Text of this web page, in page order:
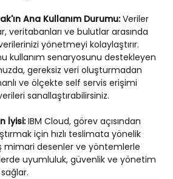
Ana Kullanım Durumu:Veriler
veritabanları ve bulutlar arasında
yönetmeyi kolaylaştırır.
kullanım senaryosunu destekleyen
gereksiz veri oluşturmadan
ve ölçekte self servis erişimi
sanallaştırabilirsiniz.
İyisi:IBM Cloud, görev açısından
için hızlı teslimata yönelik
mimari desenler ve yöntemlerle
uyumluluk, güvenlik ve yönetim